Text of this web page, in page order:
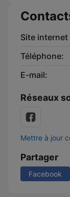
Site internet
Téléphone:
E-mail:
Réseaux
Mettre à jour
Partager
Facebook